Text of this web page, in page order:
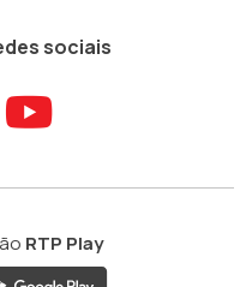
sociais
ao ao
Aceder
RTP Play